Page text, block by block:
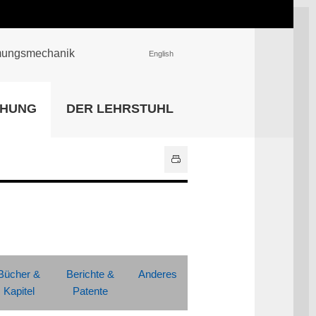
Universitätsbibliothek
English
DER LEHRSTUHL
&
Kapitel
Berichte &
Patente
Anderes